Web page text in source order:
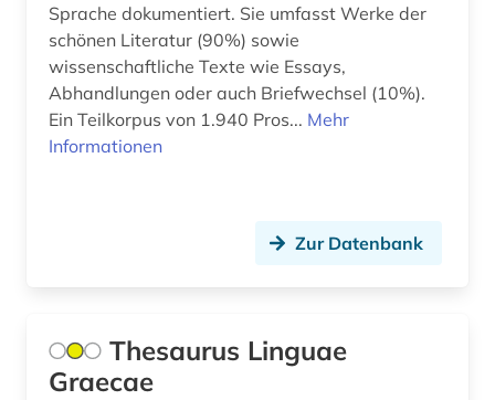
albert (3)
albert (1879-1955) (1)
alberto caeiro (1)
albertus, magnus, heiliger | katholischer
albrecht <mainz (1)
album (1)
Sprache dokumentiert. Sie umfasst Werke der
schönen Literatur (90%) sowie
wissenschaftliche Texte wie Essays,
Abhandlungen oder auch Briefwechsel (10%).
Ein Teilkorpus von 1.940 Pros... Mehr
Informationen
Zur Datenbank
Thesaurus Linguae
Graecae